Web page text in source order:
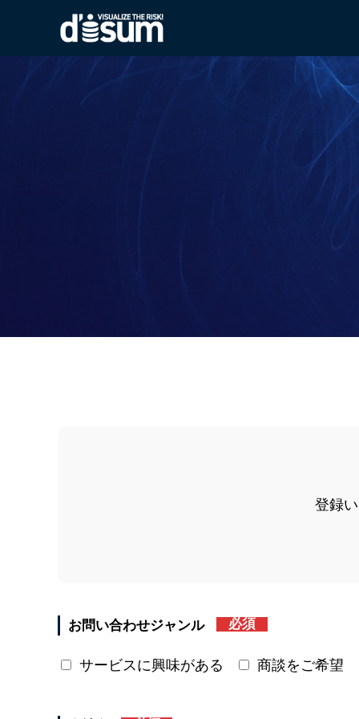
登録
お問い合わせジャンル 必須
サービスに興味がある 商談をご希望